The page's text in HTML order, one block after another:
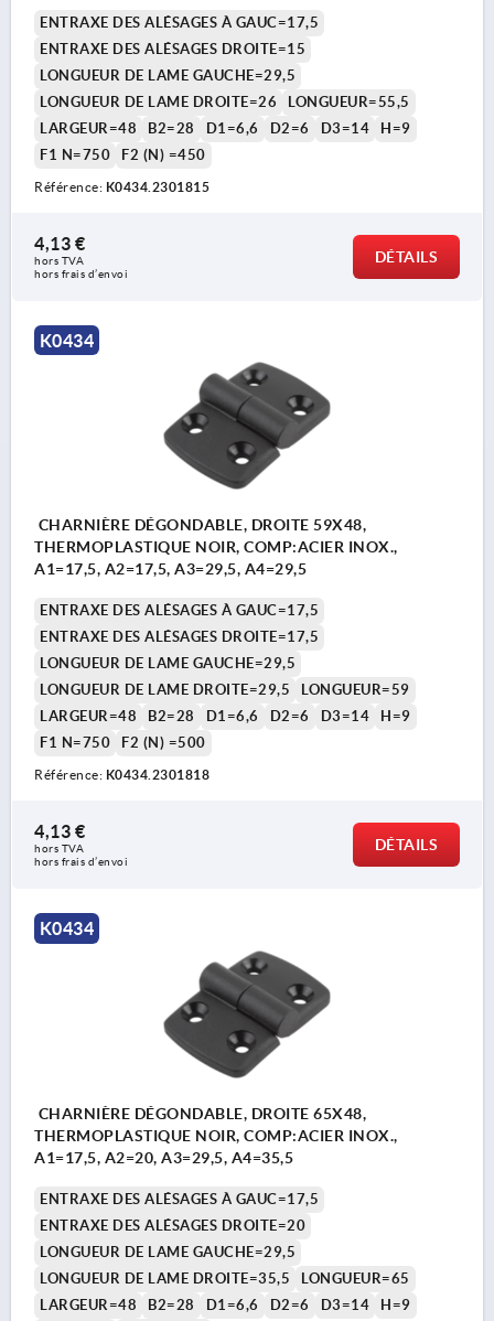
ENTRAXE DES ALÉSAGES À GAUC=17,5
ENTRAXE DES ALÉSAGES DROITE=15
LONGUEUR DE LAME GAUCHE=29,5
LONGUEUR DE LAME DROITE=26
LONGUEUR=55,5
LARGEUR=48
B2=28 D1=6,6 D2=6 D3=14
H=9
F1 N=750
F2 (N) =450
Référence: K0434.2301815
4,13 €
hors TVA
hors frais d’envoi
DÉTAILS
K0434
CHARNIÈRE DÉGONDABLE, DROITE 59X48,
THERMOPLASTIQUE NOIR, COMP:ACIER INOX.,
A1=17,5, A2=17,5, A3=29,5, A4=29,5
ENTRAXE DES ALÉSAGES À GAUC=17,5
ENTRAXE DES ALÉSAGES DROITE=17,5
LONGUEUR DE LAME GAUCHE=29,5
LONGUEUR DE LAME DROITE=29,5
LONGUEUR=59
LARGEUR=48
B2=28 D1=6,6 D2=6 D3=14
H=9
F1 N=750
F2 (N) =500
Référence: K0434.2301818
4,13 €
hors TVA
hors frais d’envoi
DÉTAILS
K0434
CHARNIÈRE DÉGONDABLE, DROITE 65X48,
THERMOPLASTIQUE NOIR, COMP:ACIER INOX.,
A1=17,5, A2=20, A3=29,5, A4=35,5
ENTRAXE DES ALÉSAGES À GAUC=17,5
ENTRAXE DES ALÉSAGES DROITE=20
LONGUEUR DE LAME GAUCHE=29,5
LONGUEUR DE LAME DROITE=35,5
LONGUEUR=65
LARGEUR=48
B2=28 D1=6,6 D2=6 D3=14
H=9